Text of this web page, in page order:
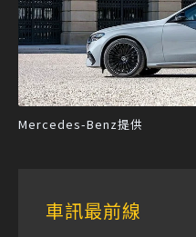
Mercedes-Benz提供
車訊最前線